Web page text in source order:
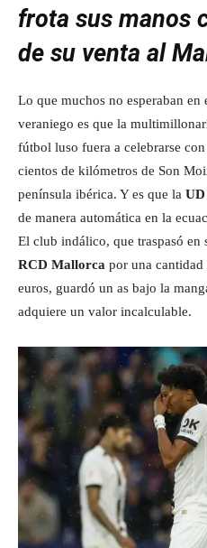
frota sus manos
de su venta al
Lo que muchos no esperaban en
veraniego es que la
fútbol luso fuera a celebrarse
cientos de kilómetros de Son
península ibérica. Y es que la
de manera automática en la
El club indálico, que traspasó en
RCD Mallorca por una
euros, guardó un as bajo la
adquiere un valor incalculable.